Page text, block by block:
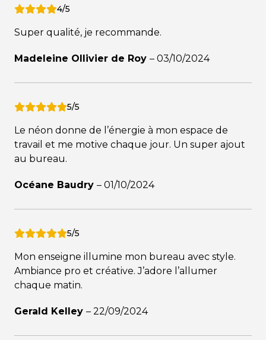
4/5
Super qualité, je recommande.
Madeleine Ollivier de Roy – 03/10/2024
5/5
Le néon donne de l’énergie à mon espace de
travail et me motive chaque jour. Un super ajout
au bureau.
Océane Baudry – 01/10/2024
5/5
Mon enseigne illumine mon bureau avec style.
Ambiance pro et créative. J’adore l’allumer
chaque matin.
Gerald Kelley – 22/09/2024